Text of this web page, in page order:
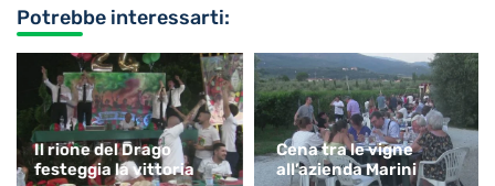
Potrebbe interessarti:
Il rione del Drago
festeggia la vittoria
Cena tra le vigne
all’azienda Marini